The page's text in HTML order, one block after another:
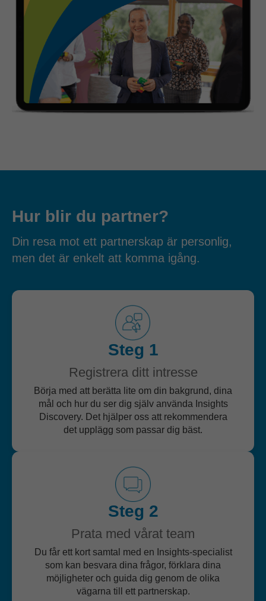
Hur blir du partner?
Din resa mot ett partnerskap är personlig,
men det är enkelt att komma igång.
Steg 1
Registrera ditt intresse
Börja med att berätta lite om din bakgrund, dina
mål och hur du ser dig själv använda Insights
Discovery. Det hjälper oss att rekommendera
det upplägg som passar dig bäst.
Steg 2
Prata med vårat team
Du får ett kort samtal med en Insights-specialist
som kan besvara dina frågor, förklara dina
möjligheter och guida dig genom de olika
vägarna till ett partnerskap.